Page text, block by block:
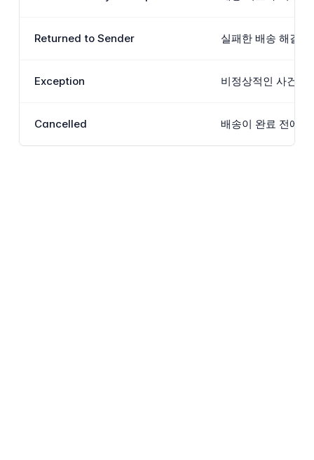
Returned to Sender 실패한 배송 해결
Exception 비정상적인 사건이
Cancelled 배송이 완료 전에